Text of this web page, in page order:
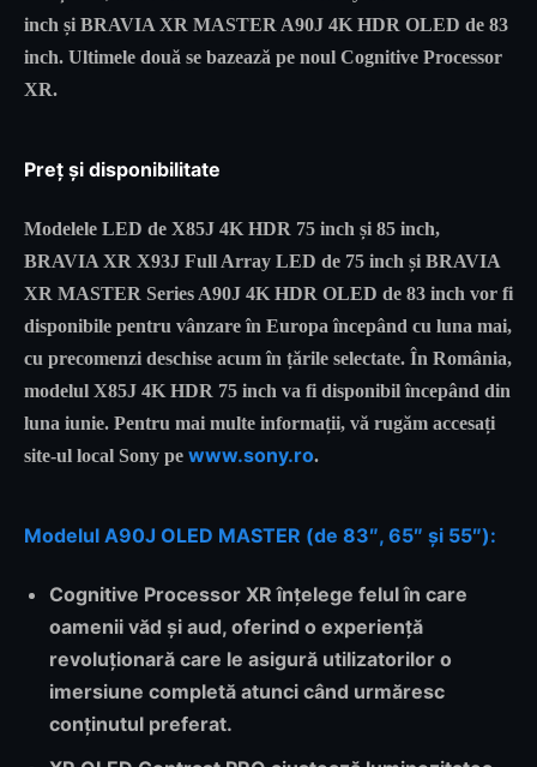
inch și BRAVIA XR MASTER A90J 4K HDR OLED de 83
inch. Ultimele două se bazează pe noul Cognitive Processor
XR.
Preț și disponibilitate
Modelele LED de X85J 4K HDR 75 inch și 85 inch,
BRAVIA XR X93J Full Array LED de 75 inch și BRAVIA
XR MASTER Series A90J 4K HDR OLED de 83 inch vor fi
disponibile pentru vânzare în Europa începând cu luna mai,
cu precomenzi deschise acum în țările selectate. În România,
modelul X85J 4K HDR 75 inch va fi disponibil începând din
luna iunie. Pentru mai multe informații, vă rugăm accesați
site-ul local Sony pe www.sony.ro.
Modelul A90J OLED MASTER (de 83″, 65″ și 55″):
Cognitive Processor XR înțelege felul în care
oamenii văd și aud, oferind o experiență
revoluționară care le asigură utilizatorilor o
imersiune completă atunci când urmăresc
conținutul preferat.